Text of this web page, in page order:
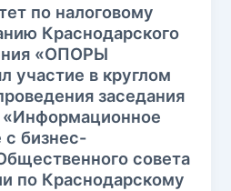
по налоговому
Краснодарского
«ОПОРЫ
участие в круглом
заседания
«Информационное
с бизнес-
совета
по Краснодарскому